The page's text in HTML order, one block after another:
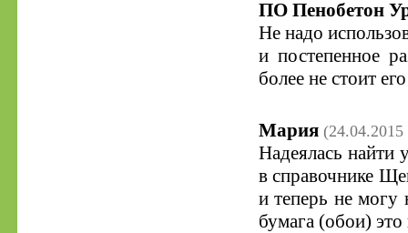
ПО Пенобетон
Не надо
и постепенное
более не стоит
Мария (24.04.2015
Надеялась найти
в справочнике
и теперь не
бумага (обои)